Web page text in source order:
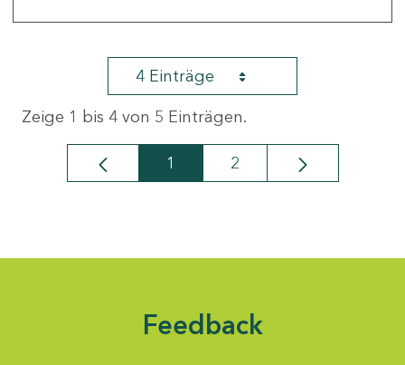
4 Einträge
Zeige 1 bis 4 von 5 Einträgen.
Seite
1 Seite
2
Feedback